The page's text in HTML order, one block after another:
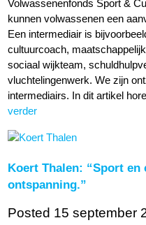
Volwassenenfonds Sport &
kunnen volwassenen een
Een intermediair is
cultuurcoach,
sociaal wijkteam,
vluchtelingenwerk. We zijn
intermediairs. In dit artikel
verder
Koert Thalen: “Sport
ontspanning.”
Posted 15 september